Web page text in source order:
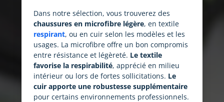
Dans notre sélection, vous trouverez des
chaussures en microfibre légère, en textile
respirant, ou en cuir selon les modèles et les
usages. La microfibre offre un bon compromis
entre résistance et légèreté. Le textile
favorise la respirabilité, apprécié en milieu
intérieur ou lors de fortes sollicitations. Le
cuir apporte une robustesse supplémentaire
pour certains environnements professionnels.